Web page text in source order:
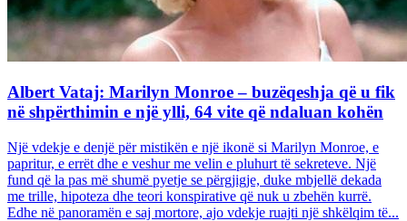
Albert Vataj: Marilyn Monroe – buzëqeshja që u fik
në shpërthimin e një ylli, 64 vite që ndaluan kohën
Një vdekje e denjë për mistikën e një ikonë si Marilyn Monroe, e
papritur, e errët dhe e veshur me velin e pluhurt të sekreteve. Një
fund që la pas më shumë pyetje se përgjigje, duke mbjellë dekada
me trille, hipoteza dhe teori konspirative që nuk u zbehën kurrë.
Edhe në panoramën e saj mortore, ajo vdekje ruajti një shkëlqim të...